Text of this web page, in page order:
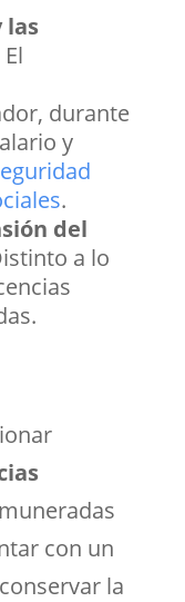
las
durante
y
.
del
a lo
con un
la